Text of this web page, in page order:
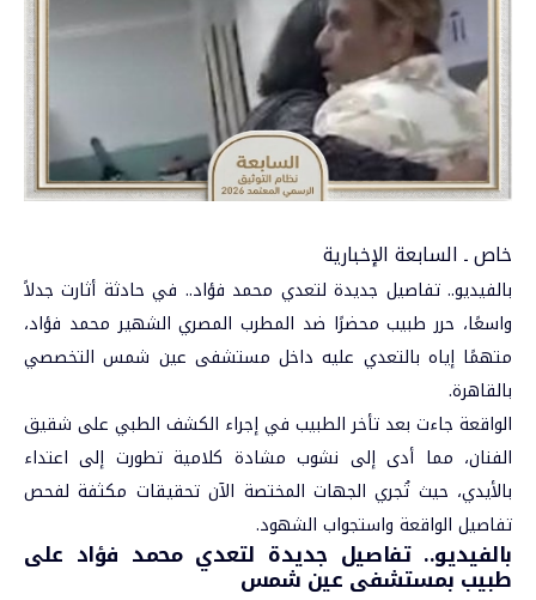
خاص ـ السابعة الإخبارية
بالفيديو.. تفاصيل جديدة لتعدي محمد فؤاد.. في حادثة أثارت جدلاً
واسعًا، حرر طبيب محضرًا ضد المطرب المصري الشهير محمد فؤاد،
متهمًا إياه بالتعدي عليه داخل مستشفى عين شمس التخصصي
بالقاهرة.
الواقعة جاءت بعد تأخر الطبيب في إجراء الكشف الطبي على شقيق
الفنان، مما أدى إلى نشوب مشادة كلامية تطورت إلى اعتداء
بالأيدي، حيث تُجري الجهات المختصة الآن تحقيقات مكثفة لفحص
تفاصيل الواقعة واستجواب الشهود.
بالفيديو.. تفاصيل جديدة لتعدي محمد فؤاد على
طبيب بمستشفى عين شمس